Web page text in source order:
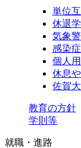
単位
休退
気象
感染
個人
休息
佐賀
教育の方針
学則等
就職・進路